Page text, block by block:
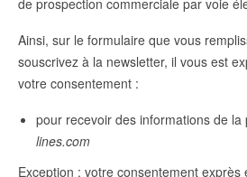
de prospection commerciale par voie
Ainsi, sur le formulaire que vous
souscrivez à la newsletter, il vous est
votre consentement :
pour recevoir des informations de la
lines.com
Exception : votre consentement exprès